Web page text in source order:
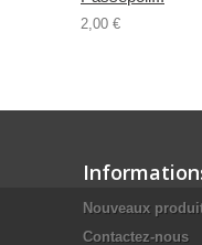
2,00 €
Nouveaux
Contactez-nous